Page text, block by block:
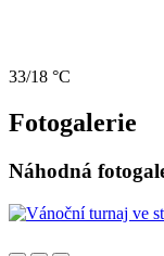
33/18 °C
Fotogalerie
Náhodná